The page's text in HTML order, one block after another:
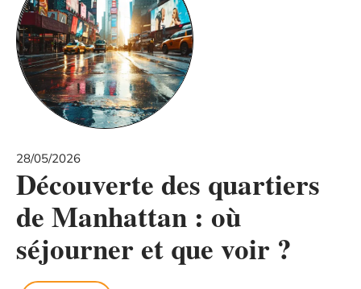
28/05/2026
Découverte des quartiers
de Manhattan : où
séjourner et que voir ?